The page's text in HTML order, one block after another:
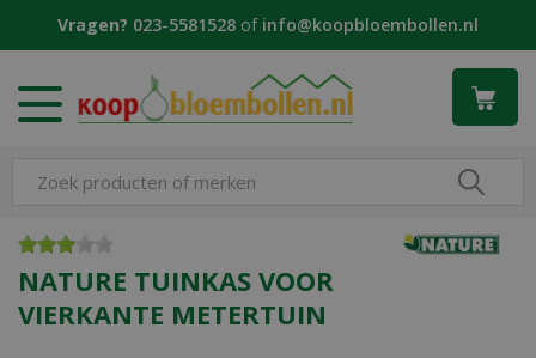
Vragen? 023-5581528 of info@koopbloembollen.nl
NATURE TUINKAS VOOR
VIERKANTE METERTUIN